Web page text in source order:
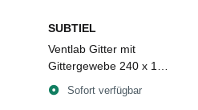
SUBTIEL
Ventlab Gitter mit
Gittergewebe 240 x 170
mm, weiß
Sofort verfügbar